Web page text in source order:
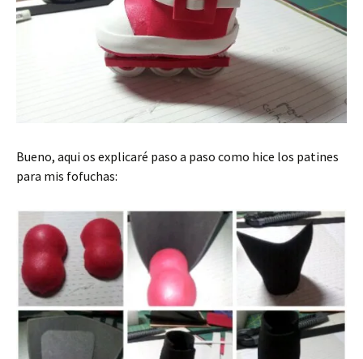
Bueno, aqui os explicaré paso a paso como hice los patines
para mis fofuchas: